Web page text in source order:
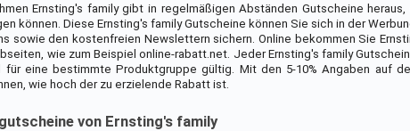
Ernsting's family gibt in regelmäßigen Abständen Gutscheine
können. Diese Ernsting's family Gutscheine können Sie sich in der
sowie den kostenfreien Newslettern sichern. Online bekommen Sie
wie zum Beispiel online-rabatt.net. Jeder Ernsting's family
für eine bestimmte Produktgruppe gültig. Mit den 5-10% Angaben auf
wie hoch der zu erzielende Rabatt ist.
von Ernsting's family